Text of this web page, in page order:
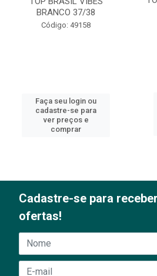
BRANCO 37/38
Código: 49158
Faça seu login ou
cadastre-se para
ver preços e
comprar
Cadastre-se para
ofertas!